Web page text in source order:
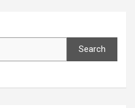
Search